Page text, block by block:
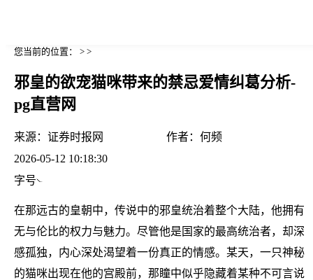
您当前的位置： > >
邪皇的欲宠猫咪带来的禁忌爱情纠葛分析-
pg直营网
来源： 证券时报网 作者： 何频
2026-05-12 10:18:30
字号
在那远古的皇朝中，传说中的邪皇统治着整个大陆，他拥有
无与伦比的权力与魅力。尽管他是国家的最高统治者，却深
感孤独，内心深处渴望着一份真正的情感。某天，一只神秘
的猫咪出现在他的宫殿前，那瞳中似乎隐藏着某种不可言说